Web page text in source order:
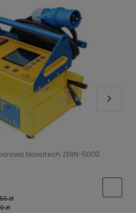
Nowatech ZERN-5000
zł
zł